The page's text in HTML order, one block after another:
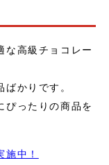
な高級チョコレー
かりです。
ぴったりの商品を
中！